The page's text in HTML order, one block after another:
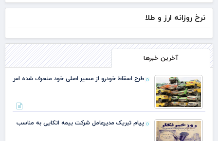
نرخ روزانه ارز و طلا
آخرین خبرها
طرح اسقاط خودرو از مسیر اصلی خود منحرف شده اس
پیام تبریک مدیرعامل شرکت بیمه اتکایی به مناسب